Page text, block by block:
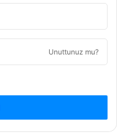
Unuttunuz mu?